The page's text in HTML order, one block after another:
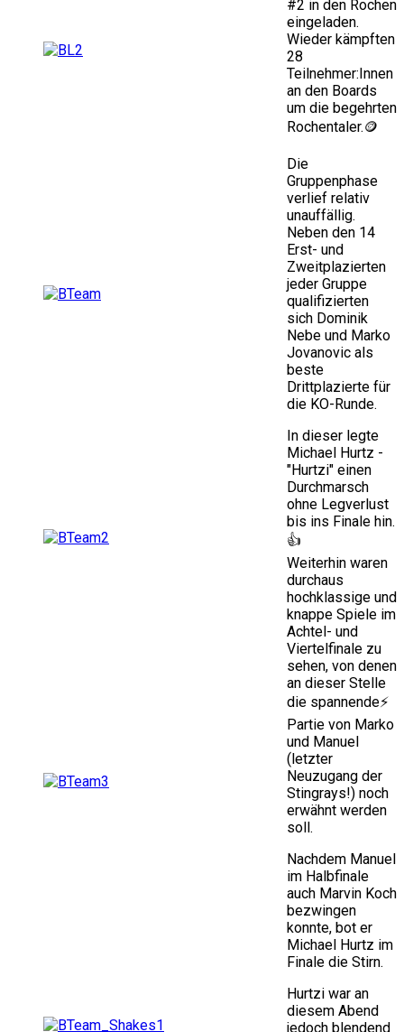
#2 in den Rochen
eingeladen.
Wieder kämpften
28
Teilnehmer:Innen
an den Boards
um die begehrten
Rochentaler.🪙
Die
Gruppenphase
verlief relativ
unauffällig.
Neben den 14
Erst- und
Zweitplazierten
jeder Gruppe
qualifizierten
sich Dominik
Nebe und Marko
Jovanovic als
beste
Drittplazierte für
die KO-Runde.
In dieser legte
Michael Hurtz -
"Hurtzi" einen
Durchmarsch
ohne Legverlust
bis ins Finale hin.
👍
Weiterhin waren
durchaus
hochklassige und
knappe Spiele im
Achtel- und
Viertelfinale zu
sehen, von denen
an dieser Stelle
die spannende⚡
Partie von Marko
und Manuel
(letzter
Neuzugang der
Stingrays!) noch
erwähnt werden
soll.
Nachdem Manuel
im Halbfinale
auch Marvin Koch
bezwingen
konnte, bot er
Michael Hurtz im
Finale die Stirn.
Hurtzi war an
diesem Abend
jedoch blendend